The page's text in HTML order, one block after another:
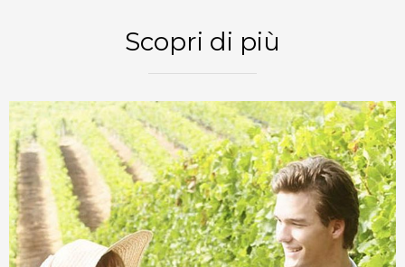
Scopri di più